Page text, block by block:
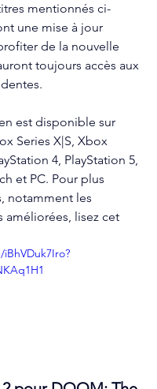
mentionnés ci-
une mise à jour
de la nouvelle
toujours accès aux
est disponible sur
Series X|S, Xbox
4, PlayStation 5,
et PC. Pour plus
notamment les
améliorées, lisez cet